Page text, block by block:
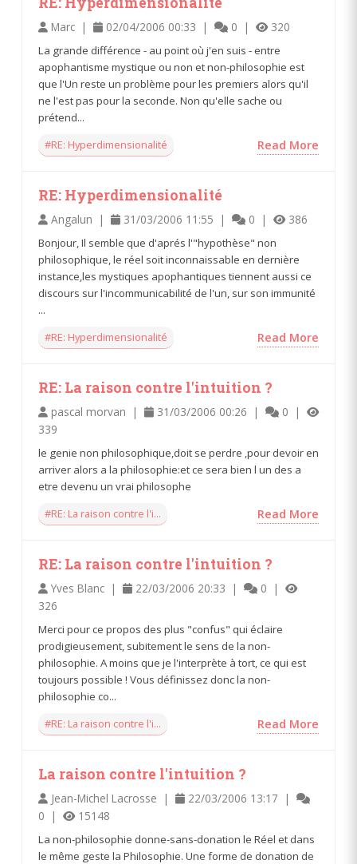
Marc | 02/04/2006 00:33 | 0 | 320
La grande différence - au point où j'en suis - entre
apophantisme mystique ou non et non-philosophie est
que l'Un reste un problème pour les premiers alors qu'il
ne l'est pas pour la seconde. Non qu'elle sache ou
prétend...
#RE: Hyperdimensionalité
Read More
RE: Hyperdimensionalité
Angalun | 31/03/2006 11:55 | 0 | 386
Bonjour, Il semble que d'aprés l'"hypothèse" non
philosophique, le réel soit inconnaissable en dernière
instance,les mystiques apophantiques tiennent aussi ce
discours sur l'incommunicabilité de l'un, sur son immunité
...
#RE: Hyperdimensionalité
Read More
RE: La raison contre l'intuition ?
pascal morvan | 31/03/2006 00:26 |
0 |
339
le genie non philosophique,doit se perdre ,pour devoir en
arriver alors a la philosophie:et ce sera bien l un des a
etre devenu un vrai philosophe
#RE: La raison contre l'i...
Read More
RE: La raison contre l'intuition ?
Yves Blanc | 22/03/2006 20:33 |
0 |
326
Merci pour ce propos des plus "confus" qui éclaire
prodigieusement, subitement le sens de la non-
philosophie. A moins que je l'interprète à tort, ce qui est
toujours possible ! Vous définissez donc la non-
philosophie co...
#RE: La raison contre l'i...
Read More
La raison contre l'intuition ?
Jean-Michel Lacrosse |
22/03/2006 13:17 |
0 |
15148
La non-philosophie donne-sans-donation le Réel et dans
le même geste la Philosophie. Une forme de donation de